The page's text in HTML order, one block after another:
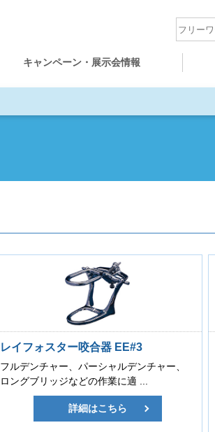
キャンペーン・展示会情報
レイフォスター咬合器 EE#3
フルデンチャー、パーシャルデンチャー、
ロングブリッジなどの作業に適 ...
詳細はこちら